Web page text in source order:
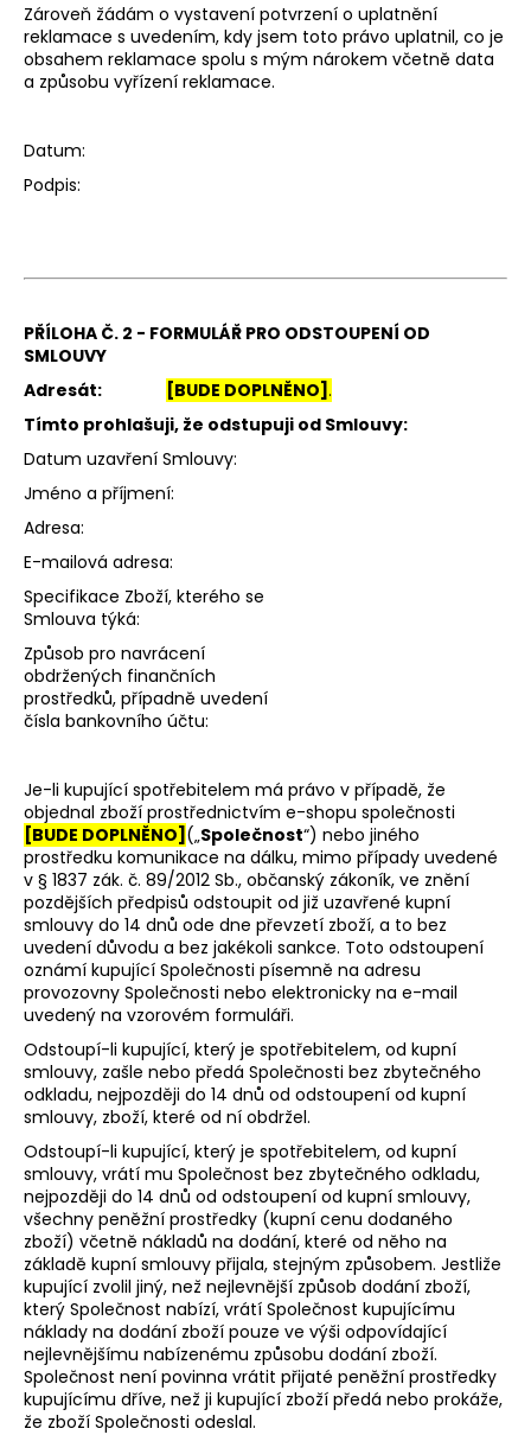
Zároveň žádám o vystavení potvrzení o uplatnění
reklamace s uvedením, kdy jsem toto právo uplatnil, co je
obsahem reklamace spolu s mým nárokem včetně data
a způsobu vyřízení reklamace.
Datum:
Podpis:
PŘÍLOHA Č. 2 - FORMULÁŘ PRO ODSTOUPENÍ OD
SMLOUVY
Adresát:
[BUDE DOPLNĚNO] .
Tímto prohlašuji, že odstupuji od Smlouvy:
Datum uzavření Smlouvy:
Jméno a příjmení:
Adresa:
E-mailová adresa:
Specifikace Zboží, kterého se
Smlouva týká:
Způsob pro navrácení
obdržených finančních
prostředků, případně uvedení
čísla bankovního účtu:
Je-li kupující spotřebitelem má právo v případě, že
objednal zboží prostřednictvím e-shopu společnosti
[BUDE DOPLNĚNO] („Společnost“) nebo jiného
prostředku komunikace na dálku, mimo případy uvedené
v § 1837 zák. č. 89/2012 Sb., občanský zákoník, ve znění
pozdějších předpisů odstoupit od již uzavřené kupní
smlouvy do 14 dnů ode dne převzetí zboží, a to bez
uvedení důvodu a bez jakékoli sankce. Toto odstoupení
oznámí kupující Společnosti písemně na adresu
provozovny Společnosti nebo elektronicky na e-mail
uvedený na vzorovém formuláři.
Odstoupí-li kupující, který je spotřebitelem, od kupní
smlouvy, zašle nebo předá Společnosti bez zbytečného
odkladu, nejpozději do 14 dnů od odstoupení od kupní
smlouvy, zboží, které od ní obdržel.
Odstoupí-li kupující, který je spotřebitelem, od kupní
smlouvy, vrátí mu Společnost bez zbytečného odkladu,
nejpozději do 14 dnů od odstoupení od kupní smlouvy,
všechny peněžní prostředky (kupní cenu dodaného
zboží) včetně nákladů na dodání, které od něho na
základě kupní smlouvy přijala, stejným způsobem. Jestliže
kupující zvolil jiný, než nejlevnější způsob dodání zboží,
který Společnost nabízí, vrátí Společnost kupujícímu
náklady na dodání zboží pouze ve výši odpovídající
nejlevnějšímu nabízenému způsobu dodání zboží.
Společnost není povinna vrátit přijaté peněžní prostředky
kupujícímu dříve, než ji kupující zboží předá nebo prokáže,
že zboží Společnosti odeslal.